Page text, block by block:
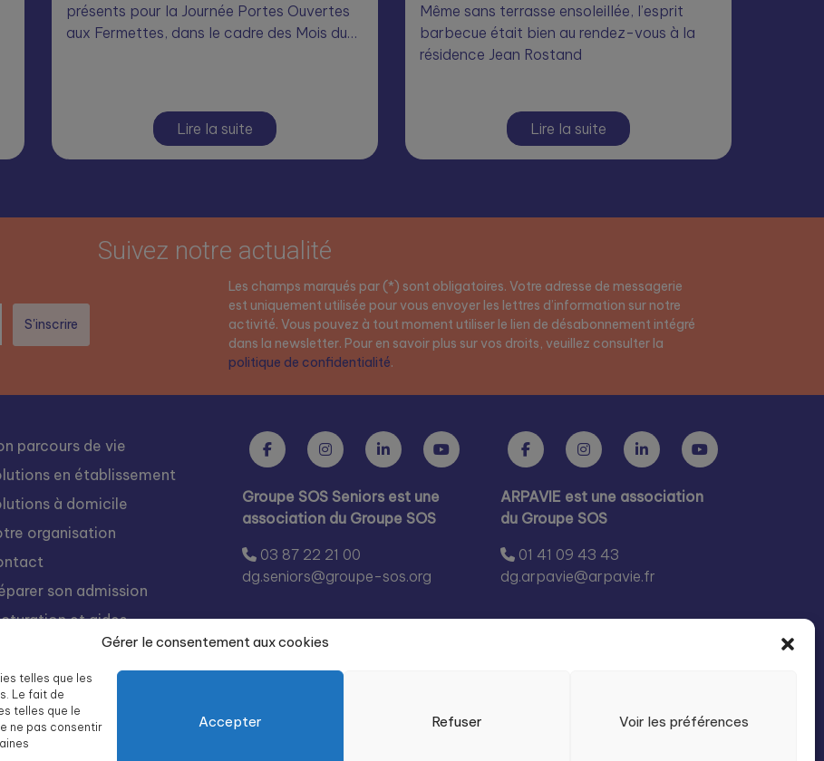
Gérer le consentement aux cookies
telles que les
Le fait de
telles que le
ne pas consentir
Accepter Refuser Voir les préférences
présents pour la Journée Portes Ouvertes
aux Fermettes, dans le cadre des Mois du…
Lire la suite
Même sans terrasse ensoleillée, l’esprit
barbecue était bien au rendez-vous à la
résidence Jean Rostand
Lire la suite
Suivez notre actualité
Les champs marqués par (*) sont obligatoires. Votre adresse de messagerie
est uniquement utilisée pour vous envoyer les lettres d’information sur notre
activité. Vous pouvez à tout moment utiliser le lien de désabonnement intégré
dans la newsletter. Pour en savoir plus sur vos droits, veuillez consulter la
politique de confidentialité.
parcours de vie
en établissement
à domicile
organisation
son admission
et aides
des résidences Groupe
Seniors
Groupe SOS Seniors est une
association du Groupe SOS
03 87 22 21 00
dg.seniors@groupe-sos.org
ARPAVIE est une association
du Groupe SOS
01 41 09 43 43
dg.arpavie@arpavie.fr